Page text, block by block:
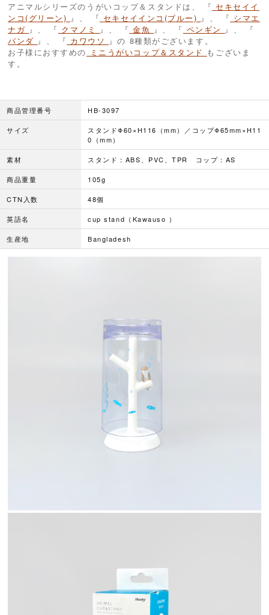
アニマルシリーズのうがいコップ＆スタンドは、 『 セキセイイ
ンコ(グリーン) 』、 『 セキセイインコ(ブルー) 』、 『 シマエ
ナガ 』、 『 クマノミ 』、 『 金魚 』、 『 ペンギン 』、 『
パンダ 』、 『 カワウソ 』の 8種類がございます。
お子様におすすめの ミニうがいコップ＆スタンド もございま
す。
商品管理番号 HB-3097
サイズ
スタンドΦ60×H116（mm）／コップΦ65mm×H11
0（mm）
素材 スタンド：ABS、PVC、TPR コップ：AS
商品重量 105g
CTN入数 48個
英語名 cup stand（Kawauso ）
生産地 Bangladesh